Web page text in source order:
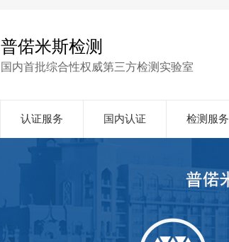
普偌米斯检测
国内首批综合性权威第三方检测实验室
认证服务 国内认证 检测服务